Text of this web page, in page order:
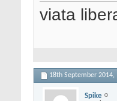
viata
18th September 2014,
Spike